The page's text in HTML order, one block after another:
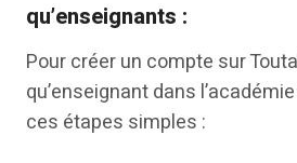
qu’enseignants :
Pour créer un compte sur
qu’enseignant dans
ces étapes simples :